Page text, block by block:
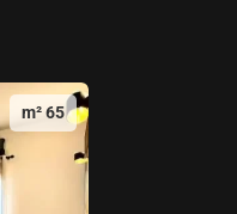
65 m²